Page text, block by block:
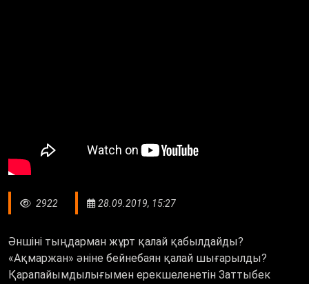
2922 28.09.2019, 15:27
Әншіні тыңдарман жұрт қалай қабылдайды?
«Ақмаржан» әніне бейнебаян қалай шығарылды?
Қарапайымдылығымен ерекшеленетін Заттыбек